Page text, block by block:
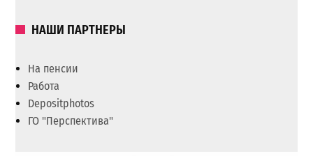
НАШИ ПАРТНЕРЫ
На пенсии
Работа
Depositphotos
ГО "Перспектива"